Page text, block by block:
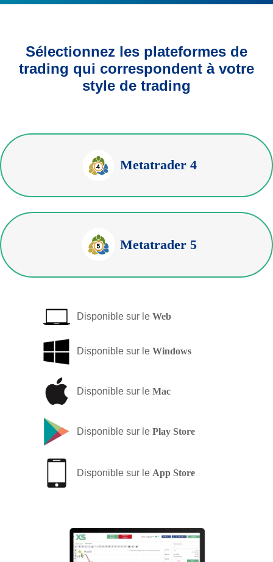
Sélectionnez les plateformes de
trading qui correspondent à votre
style de trading
Metatrader 4
Metatrader 5
Disponible sur le Web
Disponible sur le Windows
Disponible sur le Mac
Disponible sur le Play Store
Disponible sur le App Store